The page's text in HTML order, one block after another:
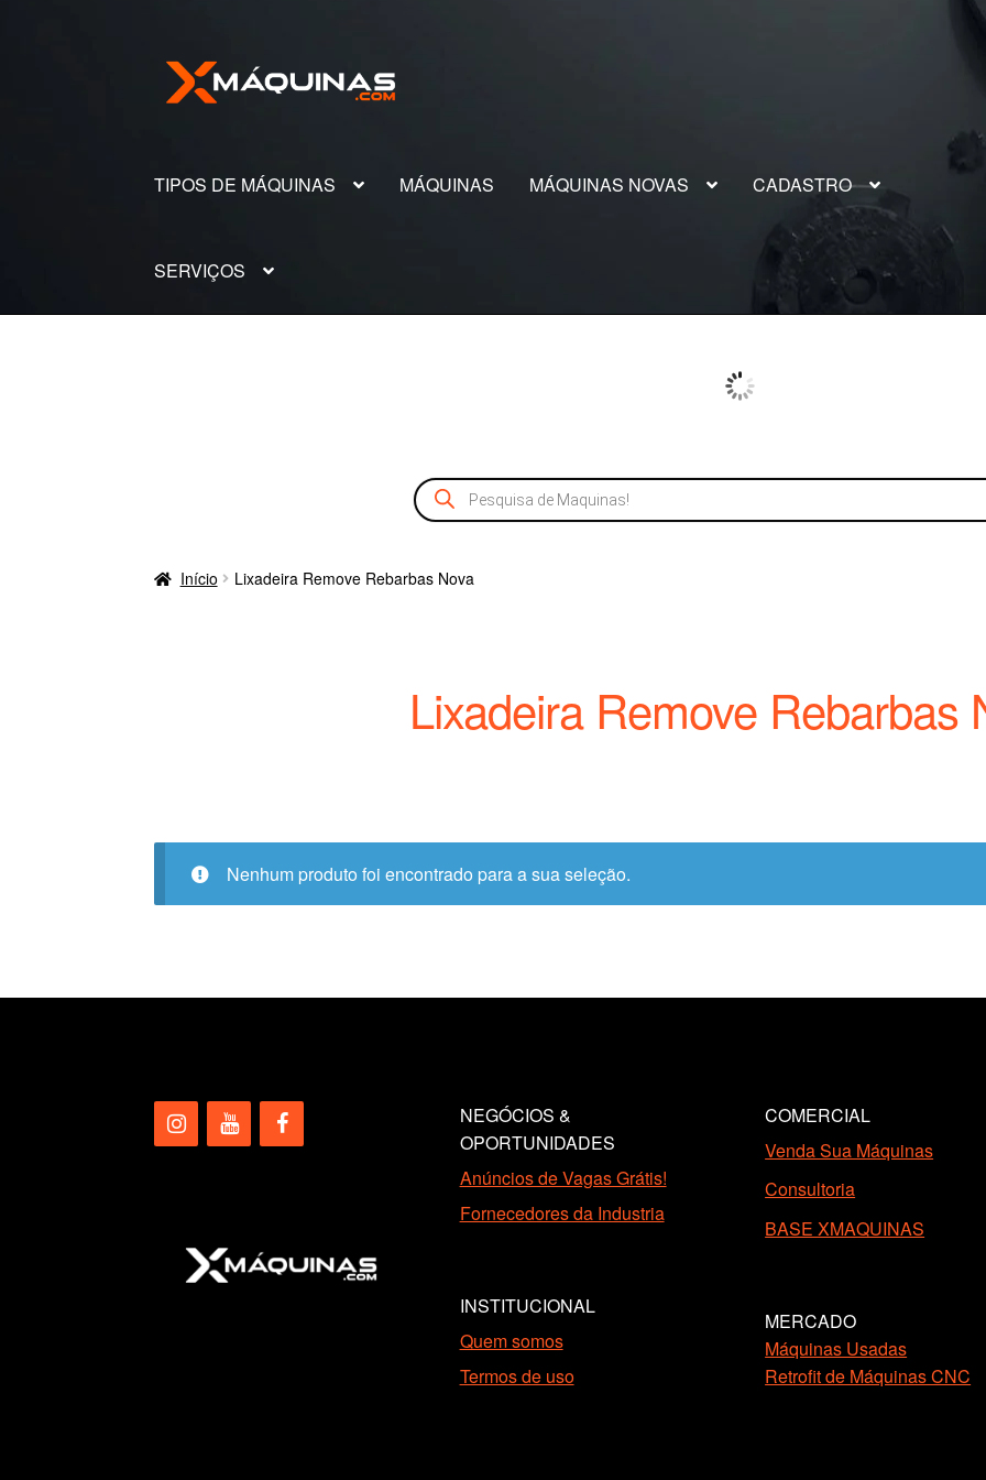
Pular
para
Pular
para
TIPOS DE MÁQUINAS
MÁQUINAS MÁQUINAS NOVAS CADASTRO
SERVIÇOS
Pesquisar
produtos
Início Lixadeira Remove Rebarbas Nova
Lixadeira Remove Rebarbas
Nenhum produto foi encontrado para a sua seleção.
NEGÓCIOS &
OPORTUNIDADES
Anúncios de Vagas Grátis!
Fornecedores da Industria
INSTITUCIONAL
Quem somos
Termos de uso
COMERCIAL
Venda Sua Máquinas
Consultoria
BASE XMAQUINAS
MERCADO
Máquinas Usadas
Retrofit de Máquinas CNC